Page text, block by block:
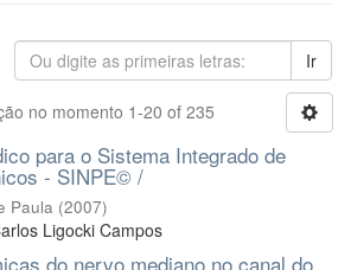
Ir
no momento 1-20 of 235
para o Sistema Integrado de
- SINPE© /
Paula (2007)
Ligocki Campos
do nervo mediano no canal do